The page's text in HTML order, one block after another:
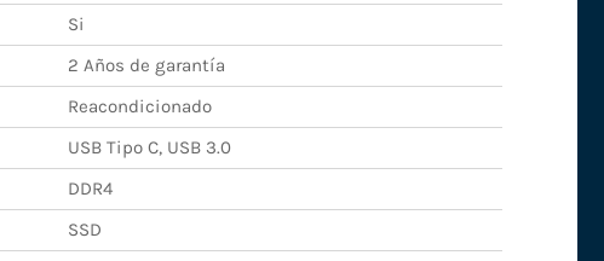
Si
2 Años de garantía
Reacondicionado
USB Tipo C, USB 3.0
DDR4
SSD